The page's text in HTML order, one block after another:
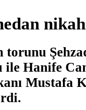
ile Hanife
Mustafa